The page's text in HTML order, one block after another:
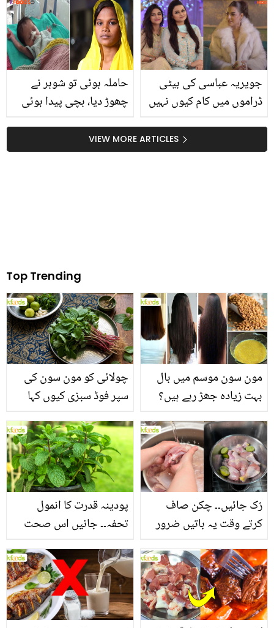
علاج جان لیں تاکہ تھائی
رائیڈ، خواتین میں پائی
جانے والی عام بیماری کو
کنٹرول کرسکیں
انڈسٹری کا مقبول ترین
اداکار ہے؟
حاملہ ہوئی تو شوہر نے
چھوڑ دیا، بچی پیدا ہوئی
تڑپتی ماں کی وہ کہانی جو
معاشرے کی بے حسی کا
جویریہ عباسی کی بیٹی
ڈراموں میں کام کیوں نہیں
کی پاکستانی ڈراموں پر
کڑی تنقید
VIEW MORE ARTICLES
Top Trending
چولائی کو مون سون کی
سپر فوڈ سبزی کیوں کہا
منرلز اور اینٹی آکسیڈنٹس
سے بھرپور اس سبزی کے
فائدے
مون سون موسم میں بال
بہت زیادہ جھڑ رہے ہیں؟
بنانے کے چند قدرتی طریقے
پودینہ قدرت کا انمول
تحفہ۔۔ جانیں اس صحت
انگیز طبی فوائد
رُک جائیں۔۔ چکن صاف
کرتے وقت یہ باتیں ضرور